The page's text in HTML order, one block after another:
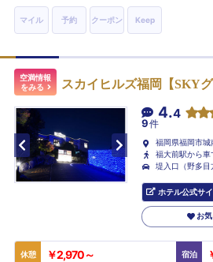
マイル 予約 クーポン Keep
空満情報
をみる
スカイヒルズ福岡【SKYグ
4.4
9件
福岡県福岡市
福大前駅から車
堤入口（野多
ホテル公式サ
お
休憩 ￥2,970～ 宿泊